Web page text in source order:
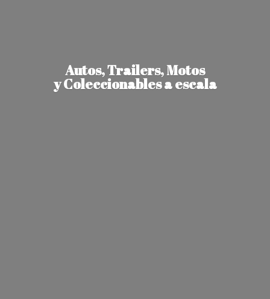
Autos, Trailers, Motos
y Coleccionablesa escala